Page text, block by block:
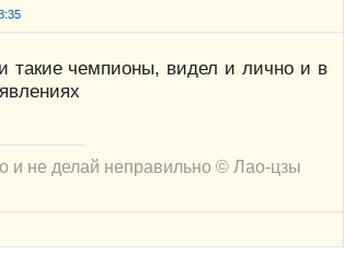
такие чемпионы, видел и лично и в
и не делай неправильно © Лао-цзы